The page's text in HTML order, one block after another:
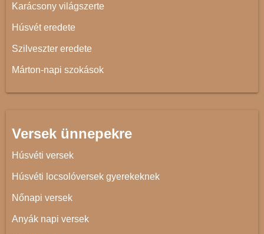
Karácsony világszerte
Húsvét eredete
Szilveszter eredete
Márton-napi szokások
Versek ünnepekre
Húsvéti versek
Húsvéti locsolóversek gyerekeknek
Nőnapi versek
Anyák napi versek